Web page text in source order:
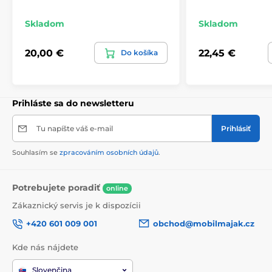
Skladom
20,00 € Do košíka
Skladom
22,45 €
Prihláste sa do newsletteru
Tu napíšte váš e-mail Prihlásiť
Souhlasím se zpracováním osobních údajů.
Potrebujete poradiť online
Zákaznický servis je k dispozícii
+420 601 009 001
obchod@mobilmajak.cz
Kde nás nájdete
Slovenčina